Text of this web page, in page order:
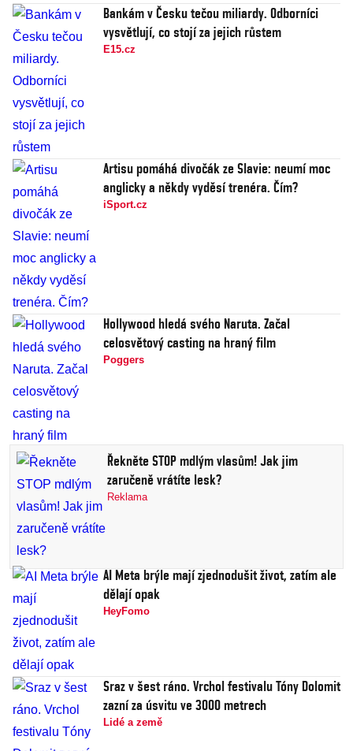
Bankám v Česku tečou miliardy. Odborníci
vysvětlují, co stojí za jejich růstem
E15.cz
Artisu pomáhá divočák ze Slavie: neumí moc
anglicky a někdy vyděsí trenéra. Čím?
iSport.cz
Hollywood hledá svého Naruta. Začal
celosvětový casting na hraný film
Poggers
Řekněte STOP mdlým vlasům! Jak jim
zaručeně vrátíte lesk?
Reklama
AI Meta brýle mají zjednodušit život, zatím ale
dělají opak
HeyFomo
Sraz v šest ráno. Vrchol festivalu Tóny Dolomit
zazní za úsvitu ve 3000 metrech
Lidé a země